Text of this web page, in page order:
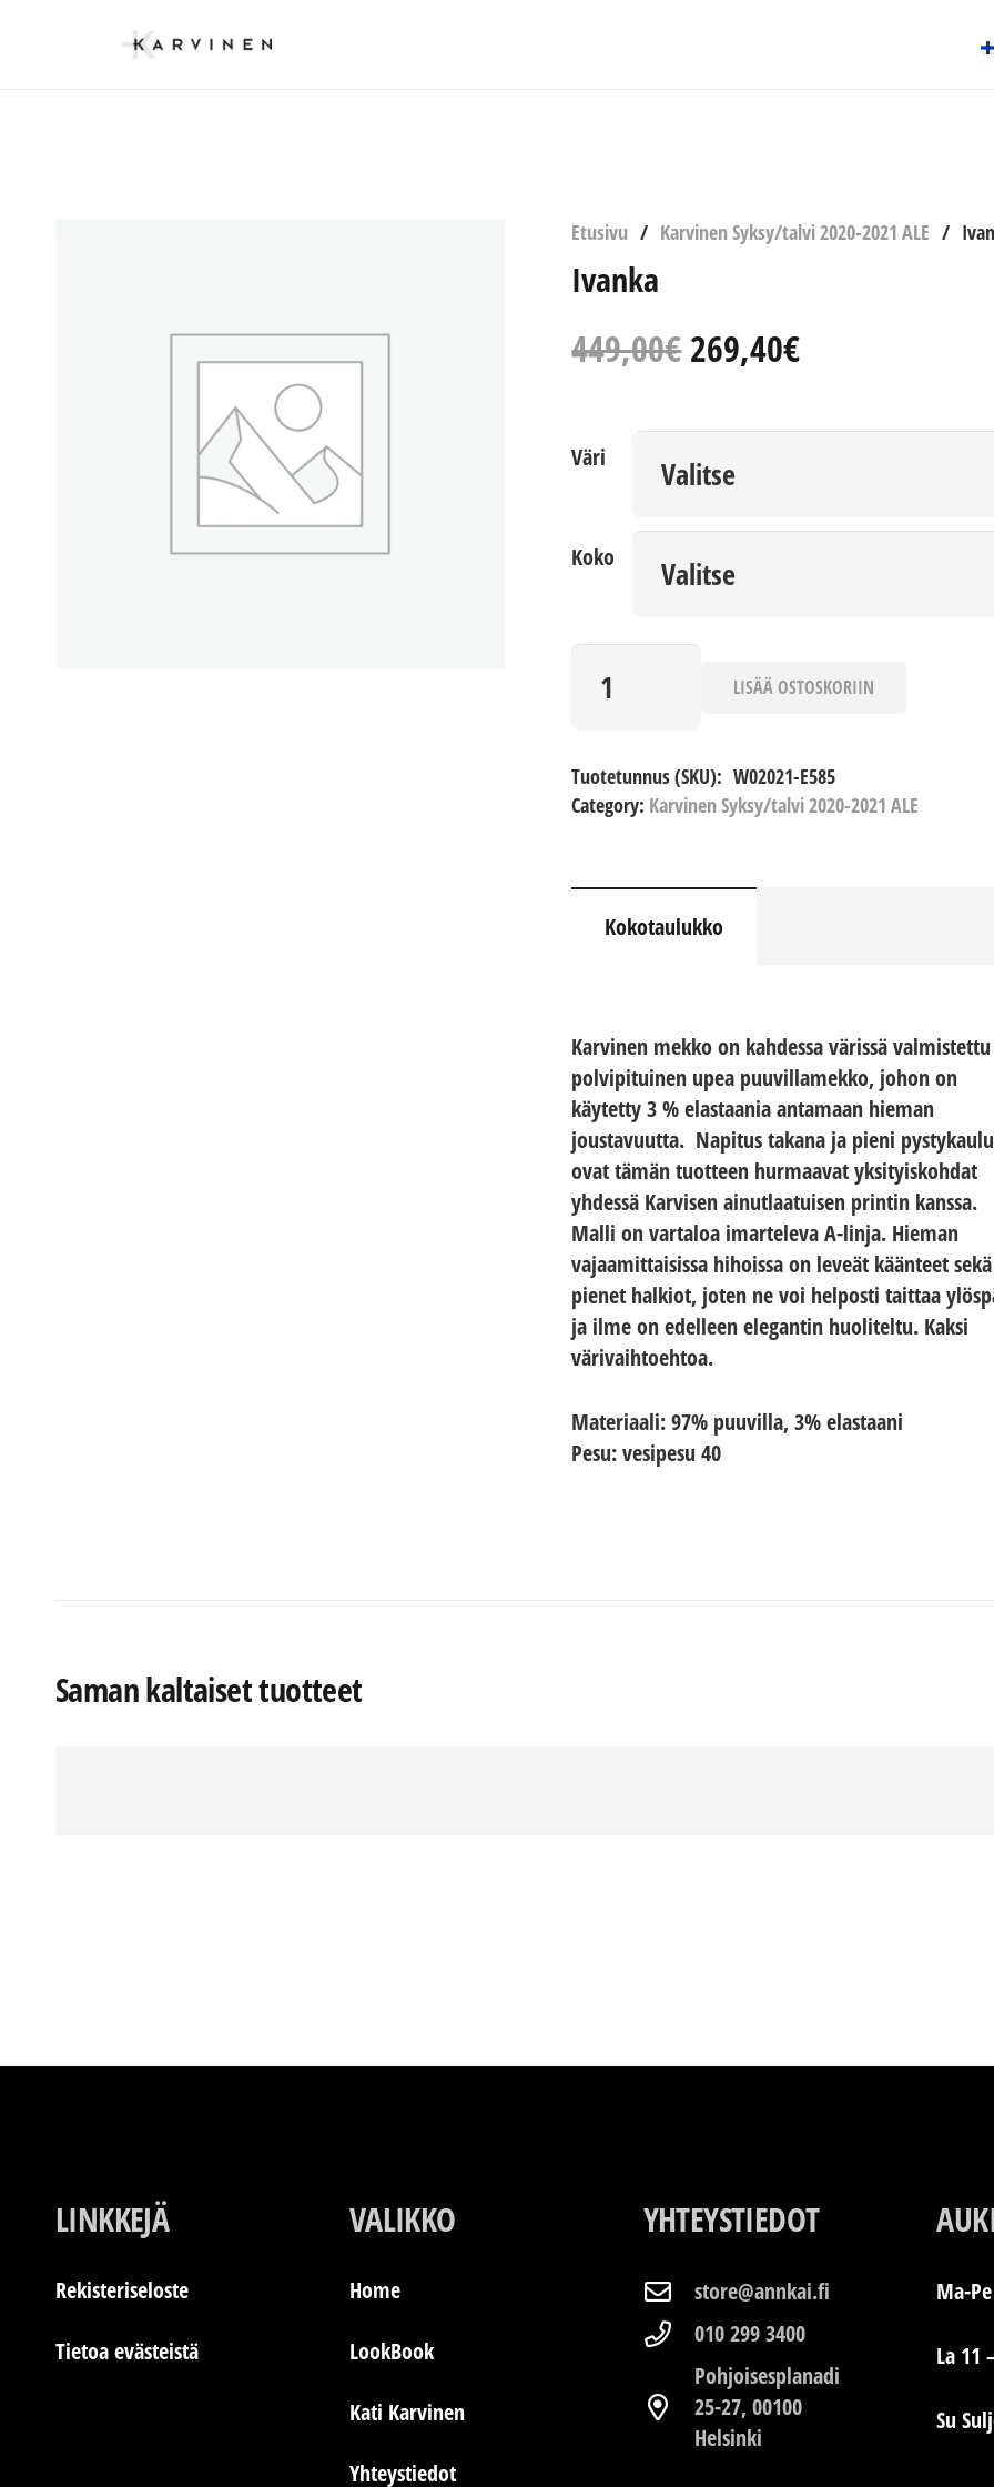
Etusivu / Karvinen Syksy/talvi 2020-2021 ALE /
Ivanka
449,00€ Alkuperäinen
hinta
449,00€.
269,40€Nykyinen
269,40€.
Väri
Koko
määrä
LISÄÄ OSTOSKORIIN
Tuotetunnus (SKU): W02021-E585
Category: Karvinen Syksy/talvi 2020-2021 ALE
Kokotaulukko
Karvinen mekko on kahdessa värissä valmistettu
polvipituinen upea puuvillamekko, johon on
käytetty 3 % elastaania antamaan hieman
joustavuutta. Napitus takana ja pieni
ovat tämän tuotteen hurmaavat yksityiskohdat
yhdessä Karvisen ainutlaatuisen printin kanssa.
Malli on vartaloa imarteleva A-linja. Hieman
vajaamittaisissa hihoissa on leveät käänteet sekä
pienet halkiot, joten ne voi helposti taittaa
ja ilme on edelleen elegantin huoliteltu. Kaksi
värivaihtoehtoa.
Materiaali: 97% puuvilla, 3% elastaani
Pesu: vesipesu 40
Saman kaltaiset tuotteet
LINKKEJÄ
Rekisteriseloste
Tietoa evästeistä
VALIKKO
Home
LookBook
Kati Karvinen
Yhteystiedot
YHTEYSTIEDOT
store@annkai.fi
010 299 3400
Pohjoisesplanadi
25-27, 00100
Helsinki
Ma-
La 11
Su